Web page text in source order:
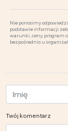
Nie ponosimy
podstawie informacji
warunki, ceny, program
bezpośrednio u
Twój komentarz